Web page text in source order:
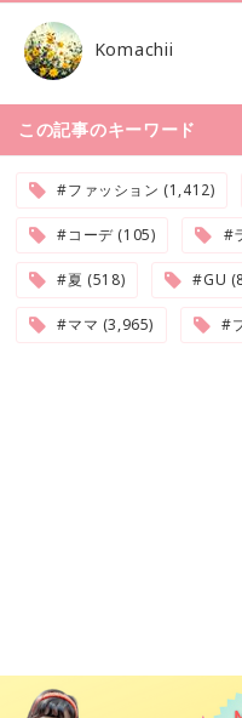
Komachii
この記事のキーワード
#ファッション (1,412)
#コーデ (105) #
#夏 (518) #GU
#ママ (3,965) #